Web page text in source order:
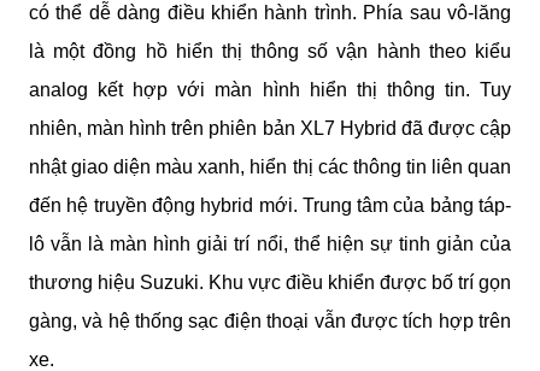
có thể dễ dàng điều khiển hành trình. Phía sau vô-lăng
là một đồng hồ hiển thị thông số vận hành theo kiểu
analog kết hợp với màn hình hiển thị thông tin. Tuy
nhiên, màn hình trên phiên bản XL7 Hybrid đã được cập
nhật giao diện màu xanh, hiển thị các thông tin liên quan
đến hệ truyền động hybrid mới. Trung tâm của bảng táp-
lô vẫn là màn hình giải trí nổi, thể hiện sự tinh giản của
thương hiệu Suzuki. Khu vực điều khiển được bố trí gọn
gàng, và hệ thống sạc điện thoại vẫn được tích hợp trên
xe.